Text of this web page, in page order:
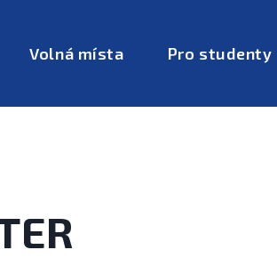
Volná místa Pro studenty